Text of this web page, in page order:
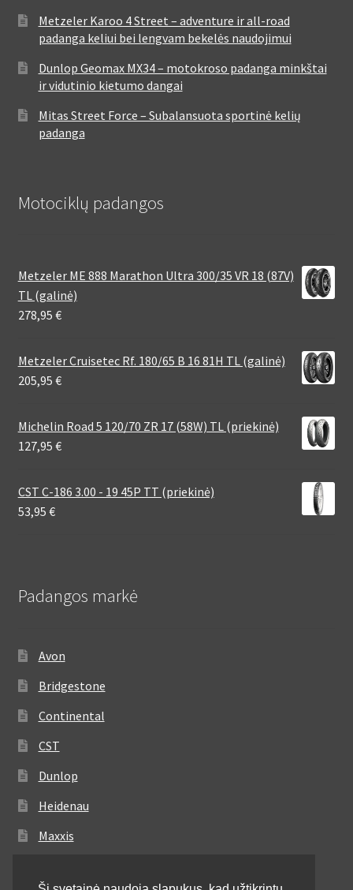
Metzeler Karoo 4 Street – adventure ir all-road
padanga keliui bei lengvam bekelės naudojimui
Dunlop Geomax MX34 – motokroso padanga minkštai
ir vidutinio kietumo dangai
Mitas Street Force – Subalansuota sportinė kelių
padanga
Motociklų padangos
Metzeler ME 888 Marathon Ultra 300/35 VR 18 (87V)
TL (galinė)
278,95 €
Metzeler Cruisetec Rf. 180/65 B 16 81H TL (galinė)
205,95 €
Michelin Road 5 120/70 ZR 17 (58W) TL (priekinė)
127,95 €
CST C-186 3.00 - 19 45P TT (priekinė)
53,95 €
Padangos markė
Avon
Bridgestone
Continental
CST
Dunlop
Heidenau
Maxxis